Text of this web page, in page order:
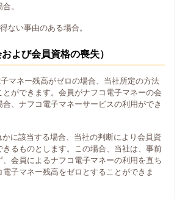
。
ない事由のある場合。
よび会員資格の喪失）
マネー残高がゼロの場合、当社所定の方法
とができます。会員がナフコ電子マネーの会
合、ナフコ電子マネーサービスの利用ができ
に該当する場合、当社の判断により会員資
きるものとします。この場合、当社は、事前
会員によるナフコ電子マネーの利用を直ち
子マネー残高をゼロとすることができま